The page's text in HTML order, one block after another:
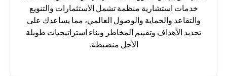
خدمات استشارية منظمة تشمل الاستثمارات والتنويع
والتقاعد والحماية والوصول العالمي، مما يساعدك على
تحديد الأهداف وتقييم المخاطر وبناء استراتيجيات طويلة
الأجل منضبطة.